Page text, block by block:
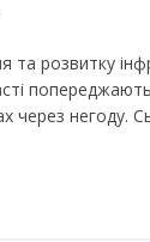
та розвитку
через негоду.